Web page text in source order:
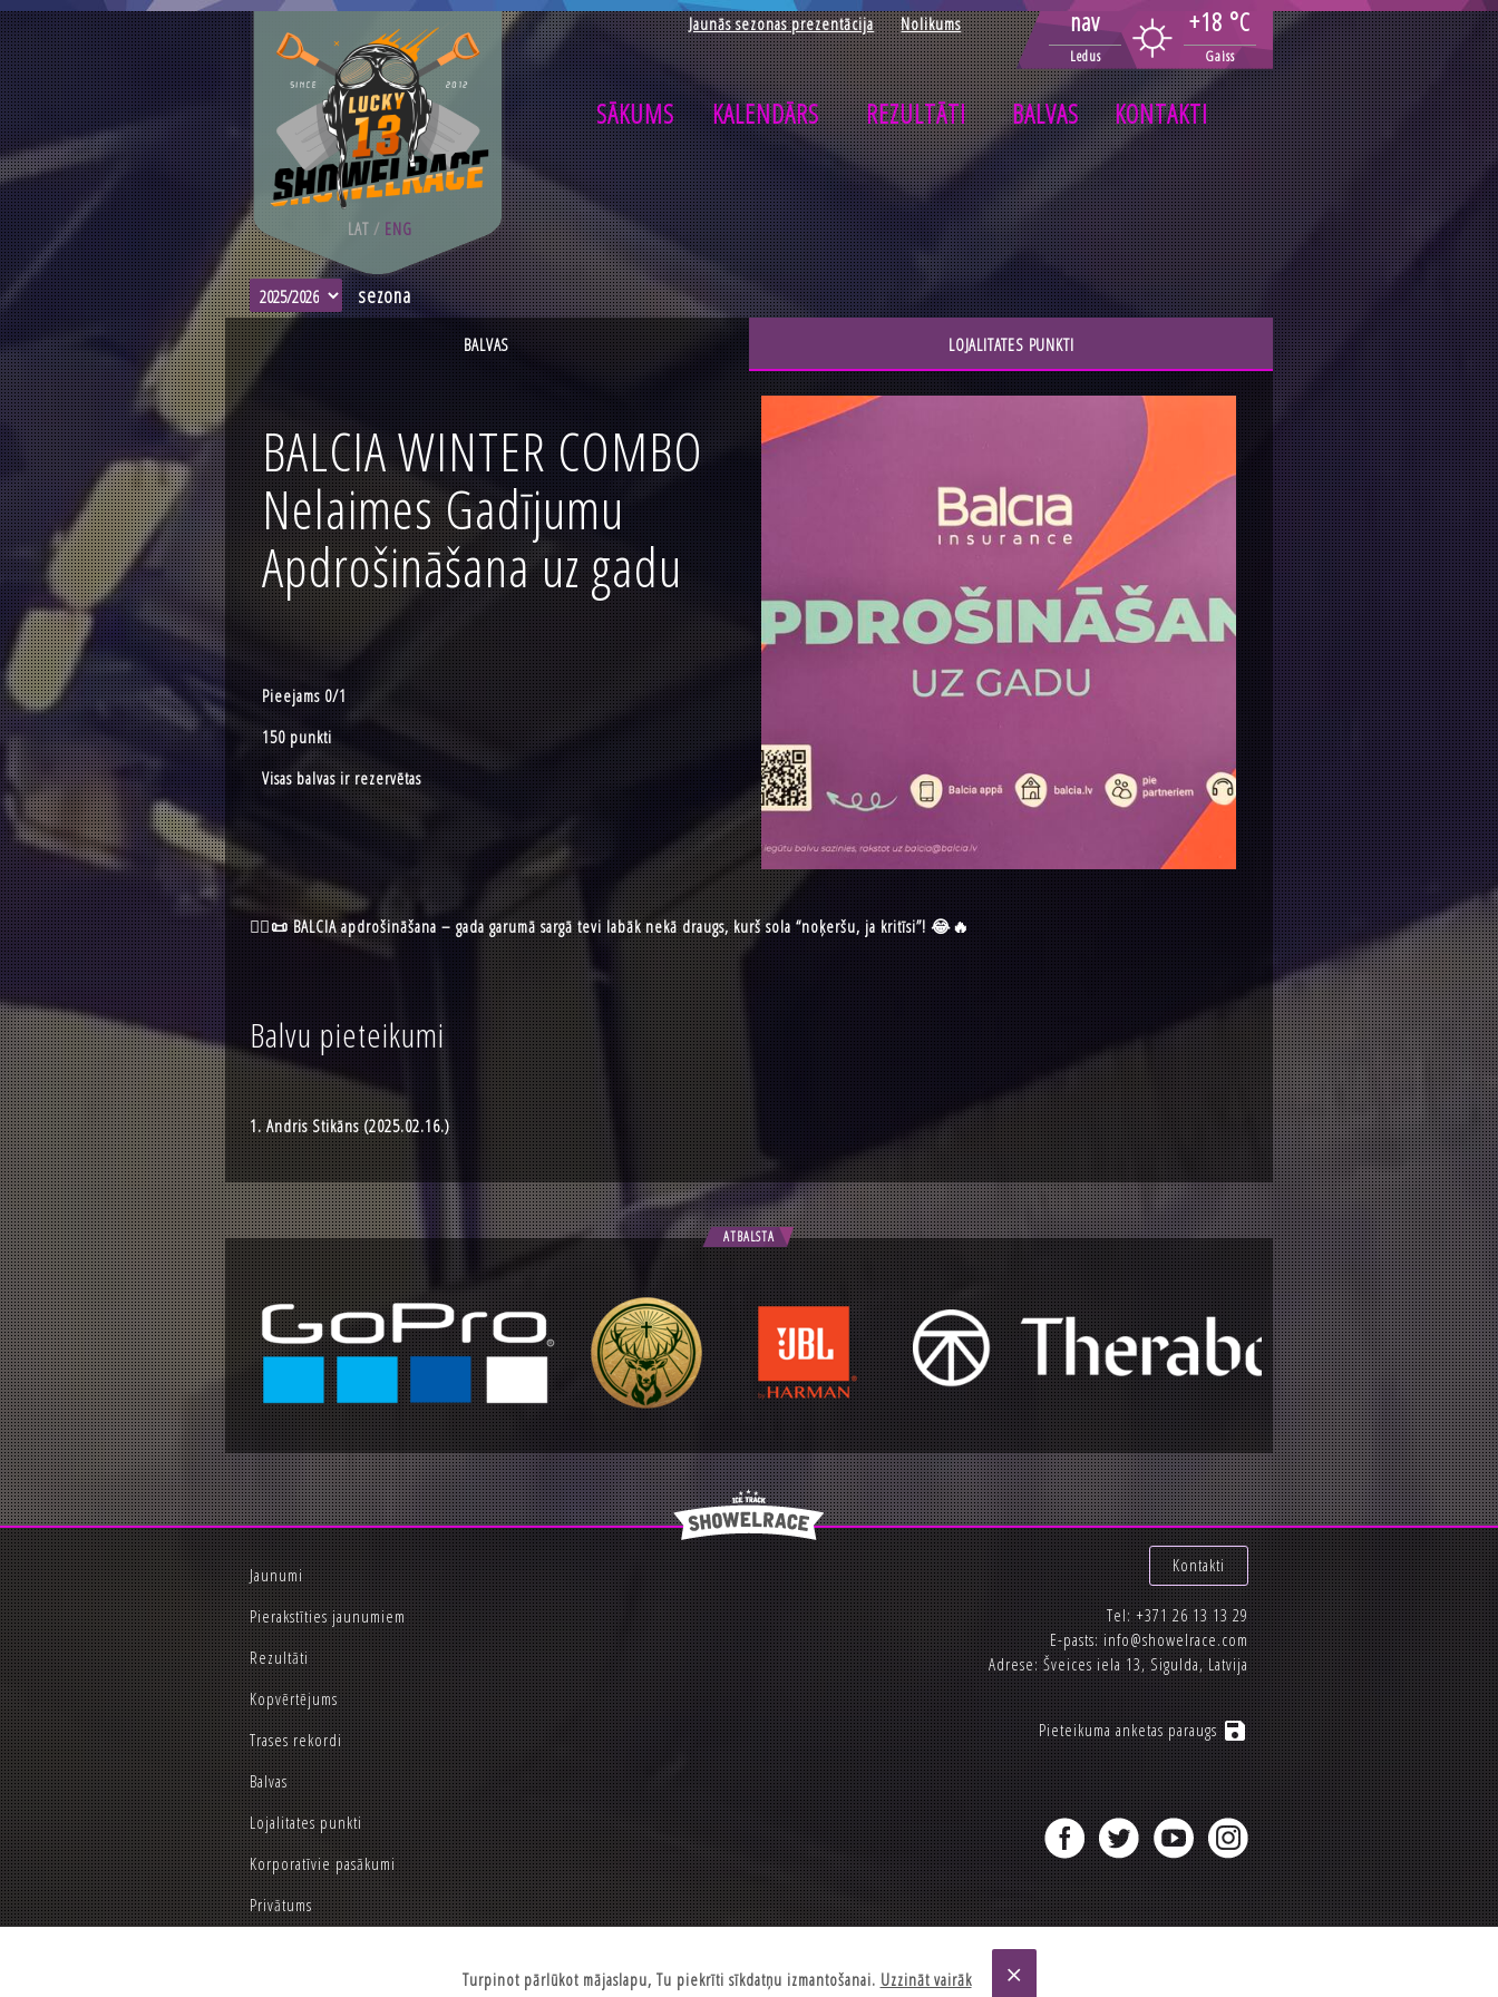
Jaunās sezonas prezentācija Nolikums nav +18 °C
Ledus Gaiss
LAT/ ENG
SĀKUMS KALENDĀRS REZULTĀTI BALVAS KONTAKTI
sezona
BALVAS LOJALITATES PUNKTI
BALCIA WINTER COMBO
Nelaimes Gadījumu
Apdrošināšana uz gadu
Pieejams 0/1
150 punkti
Visas balvas ir rezervētas
🦸‍♂️📜 BALCIA apdrošināšana – gada garumā sargā tevi labāk nekā draugs, kurš sola “noķeršu, ja kritīsi”! 😂🔥
Balvu pieteikumi
1. Andris Stikāns (2025.02.16.)
ATBALSTA
Jaunumi
Pierakstīties jaunumiem
Rezultāti
Kopvērtējums
Trases rekordi
Balvas
Lojalitates punkti
Korporatīvie pasākumi
Privātums
Kontakti
Tel:+371 26 13 13 29
E-pasts:info@showelrace.com
Adrese: Šveices iela 13, Sigulda, Latvija
Pieteikuma anketas paraugssave
2012-2026 © Showelrace.com
Turpinot pārlūkot mājaslapu, Tu piekrīti sīkdatņu izmantošanai. Uzzināt vairāk close